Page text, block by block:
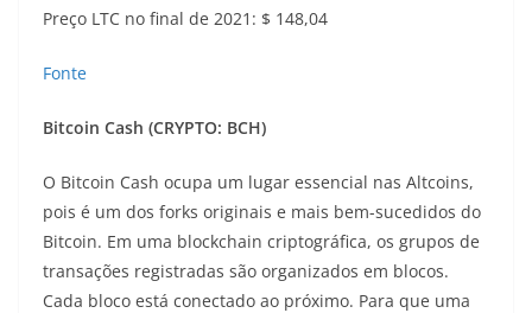
Preço LTC no final de 2021: $ 148,04
Fonte
Bitcoin Cash (CRYPTO: BCH)
O Bitcoin Cash ocupa um lugar essencial nas Altcoins,
pois é um dos forks originais e mais bem-sucedidos do
Bitcoin. Em uma blockchain criptográfica, os grupos de
transações registradas são organizados em blocos.
Cada bloco está conectado ao próximo. Para que uma